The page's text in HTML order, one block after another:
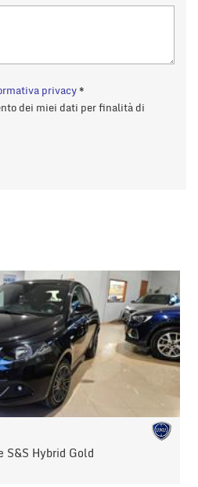
privacy*
dei miei dati per finalità di
Hybrid Gold